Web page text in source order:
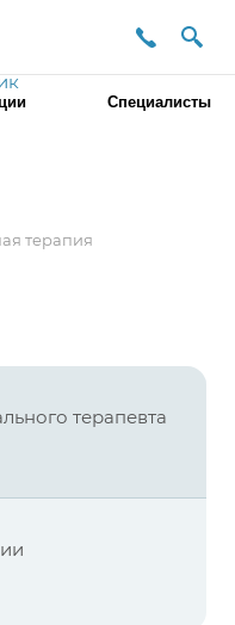
Специалисты
терапия
терапевта